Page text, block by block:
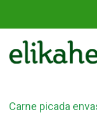
Carne picada